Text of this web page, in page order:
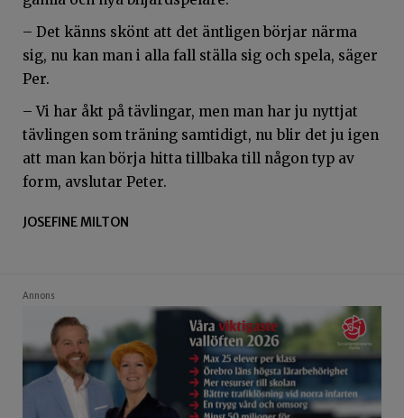
– Det känns skönt att det äntligen börjar närma
sig, nu kan man i alla fall ställa sig och spela, säger
Per.
– Vi har åkt på tävlingar, men man har ju nyttjat
tävlingen som träning samtidigt, nu blir det ju igen
att man kan börja hitta tillbaka till någon typ av
form, avslutar Peter.
JOSEFINE MILTON
Annons